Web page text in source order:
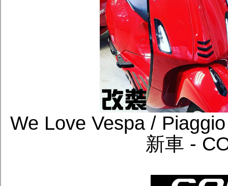
We Love Vespa /
新車 -